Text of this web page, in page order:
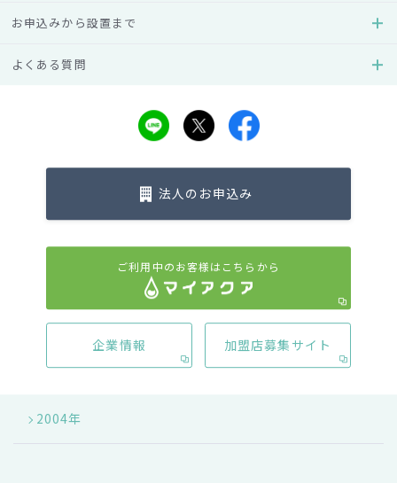
2018年
2017年
2015年
2014年
2011年
2008年
2004年
お申込みから設置まで
よくある質問
法人のお申込み
ご利用中のお客様はこちらから
企業情報 加盟店募集サイト